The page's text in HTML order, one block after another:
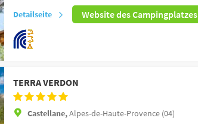
Detailseite
Website des Campingplatzes
TERRA VERDON
Castellane,Alpes-de-Haute-Provence (04)